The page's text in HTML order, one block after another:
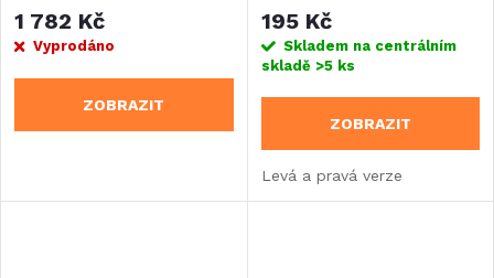
1 782 Kč
Vyprodáno
ZOBRAZIT
195 Kč
Skladem na centrálním
skladě >5 ks
ZOBRAZIT
Levá a pravá verze